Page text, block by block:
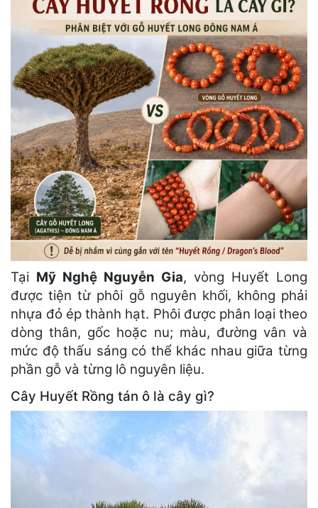
Tại Mỹ Nghệ Nguyễn Gia, vòng Huyết Long
được tiện từ phôi gỗ nguyên khối, không phải
nhựa đỏ ép thành hạt. Phôi được phân loại theo
dòng thân, gốc hoặc nu; màu, đường vân và
mức độ thấu sáng có thể khác nhau giữa từng
phần gỗ và từng lô nguyên liệu.
Cây Huyết Rồng tán ô là cây gì?